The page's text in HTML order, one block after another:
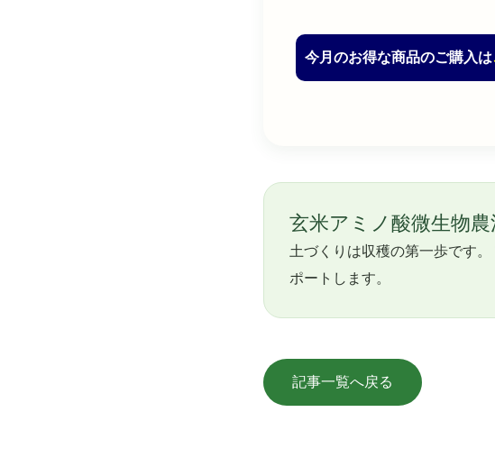
今月のお得な商品のご購入は
玄米アミノ酸微生物農
土づくりは収穫の第一歩です
ポートします。
記事一覧へ戻る